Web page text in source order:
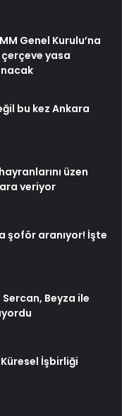
Genel Kurulu’na
yasa
bu kez Ankara
üzen
veriyor
şoför aranıyor! İşte
Beyza ile
İşbirliği